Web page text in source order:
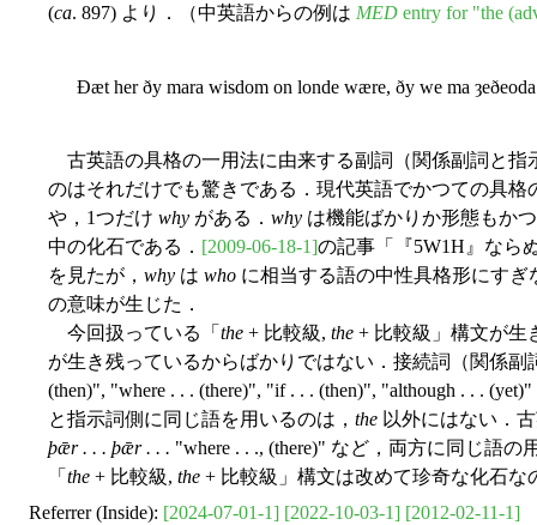
(ca. 897) より．（中英語からの例は MED entry for "the
Ðæt her ðy mara wisdom on londe wære, ðy we ma
古英語の具格の一用法に由来する副詞（関係副詞と指
のはそれだけでも驚きである．現代英語でかつての具
や，1つだけ why がある． why は機能ばかりか形態もか
中の化石である． [2009-06-18-1]の記事「『5W1H』なら
を見たが， why は who に相当する語の中性具格形にす
の意味が生じた．
今回扱っている「 the + 比較級, the + 比較級」構文が生
が生き残っているからばかりではない．接続詞（関係副
(then)", "where . . . (there)", "if . . . (then)", "although . . .
と指示詞側に同じ語を用いるのは， the 以外にはない．
þǣr . . . þǣr . . . "where . . ., (there)" など，両方に同じ語
「 the + 比較級, the + 比較級」構文は改めて珍奇な化石な
Referrer (Inside): [2024-07-01-1] [2022-10-03-1] [2012-02-11-1]